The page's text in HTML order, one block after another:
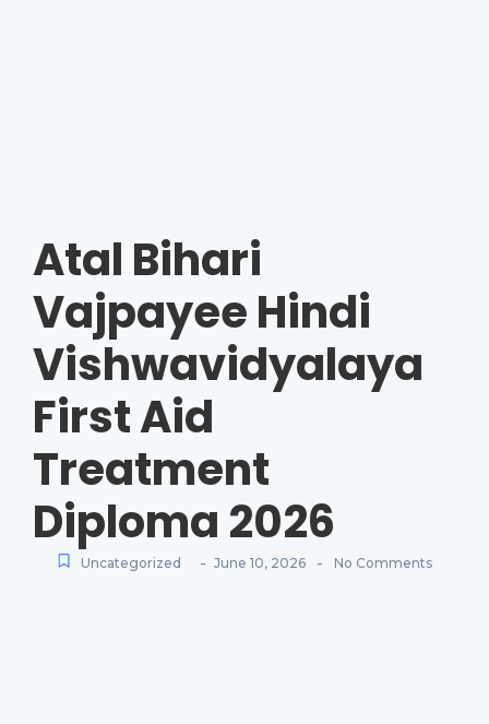
Atal Bihari
Vajpayee Hindi
Vishwavidyalaya
First Aid
Treatment
Diploma 2026
Uncategorized - June 10, 2026 - No Comments